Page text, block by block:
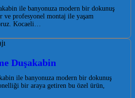
ile banyonuza modern bir dokunuş
ve profesyonel montaj ile yaşam
Kocaeli…
Duşakabin
ile banyonuza modern bir dokunuş
bir araya getiren bu özel ürün,